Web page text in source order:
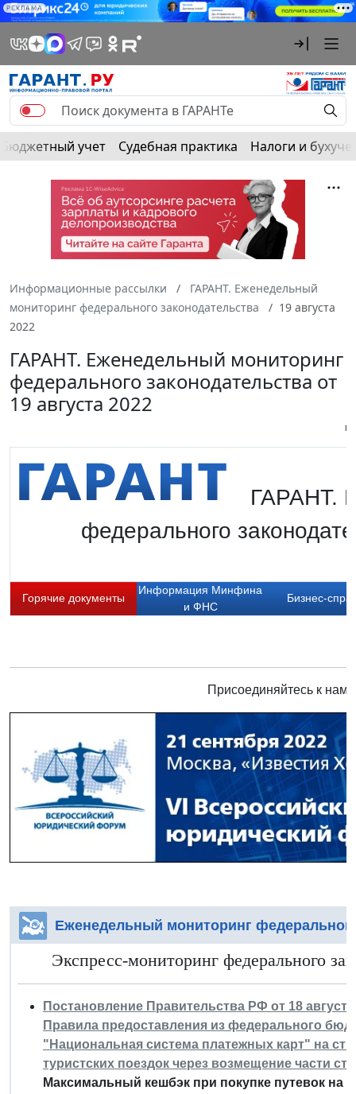
РЕКЛАМА
Бюджетный учет Судебная практика Налоги и
Информационные рассылки
ГАРАНТ. Еженедельный
мониторинг федерального законодательства
19 августа
2022
ГАРАНТ. Еженедельный мониторинг
федерального законодательства от
19 августа 2022
ГАРАНТ.
федерального
Горячие документы
Информация Минфина
и ФНС
Бизнес-
Присоединяйтесь к нам
Еженедельный мониторинг
Экспресс-мониторинг федерального
Постановление Правительства РФ от 18
Правила предоставления из федерального
"Национальная система платежных карт" на
туристских поездок через возмещение части
Максимальный кешбэк при покупке путевок на